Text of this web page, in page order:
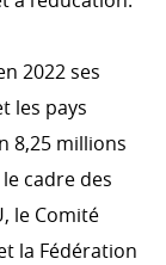
efficace au
2022 ses
les pays
8,25 millions
le cadre des
le Comité
la Fédération